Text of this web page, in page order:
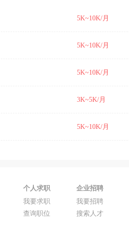
5K~10K/月
5K~10K/月
5K~10K/月
3K~5K/月
5K~10K/月
个人求职
我要求职
查询职位
企业招聘
我要招聘
搜索人才